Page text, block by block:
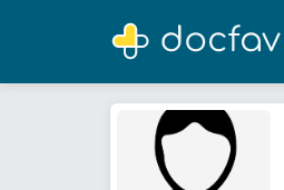
Antonio
Oftalmólogo